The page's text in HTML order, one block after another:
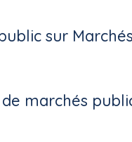
sur
marchés